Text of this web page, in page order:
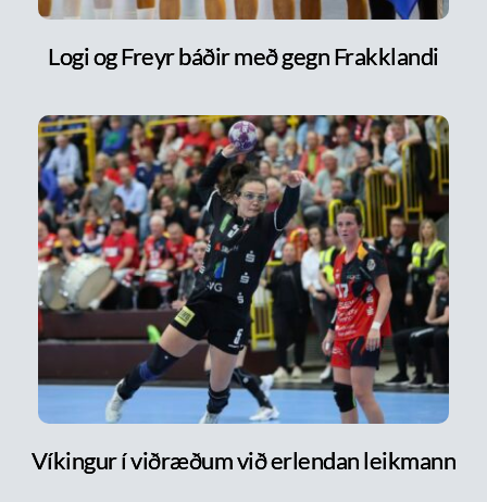
Logi og Freyr báðir með gegn Frakklandi
Víkingur í viðræðum við erlendan leikmann